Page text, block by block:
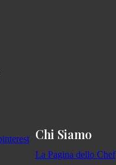
Chi Siamo
La Pagina dello Chef